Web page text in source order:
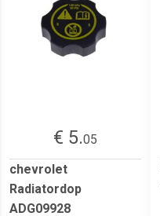
€ 5.05
chevrolet
Radiatordop
ADG09928